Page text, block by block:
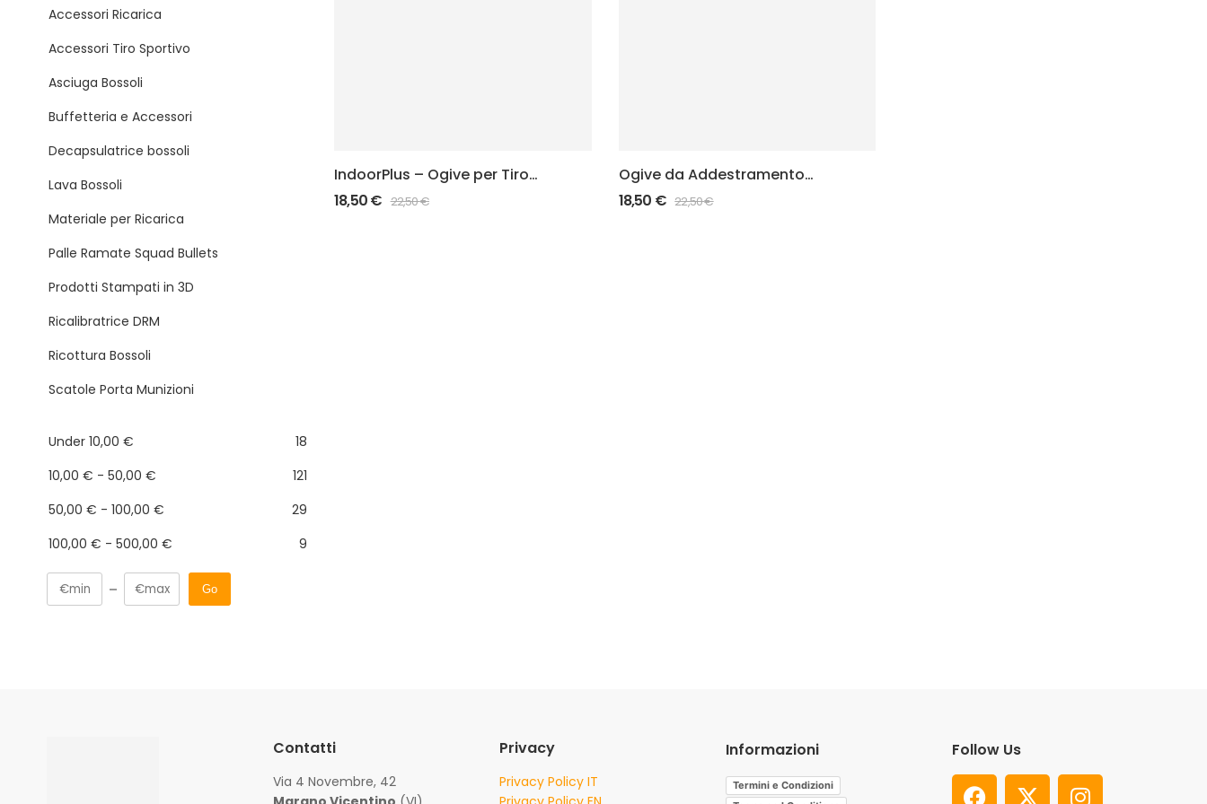
Accessori Ricarica
Accessori Tiro Sportivo
Asciuga Bossoli
Buffetteria e Accessori
Decapsulatrice bossoli
Lava Bossoli
Materiale per Ricarica
Palle Ramate Squad Bullets
Prodotti Stampati in 3D
Ricalibratrice DRM
Ricottura Bossoli
Scatole Porta Munizioni
Under 10,00 €
18
10,00 € - 50,00 €
121
50,00 € - 100,00 €
29
100,00 € - 500,00 € 9
Go
IndoorPlus – Ogive per Tiro
Indoor compatibili con
Bossoli Aravon
18,50€ 22,50€
Ogive da Addestramento
Training Bullets 50pz
18,50 € 22,50€
Contatti
Via 4 Novembre, 42
Privacy
Privacy Policy IT
Informazioni
Termini e Condizioni
Follow Us